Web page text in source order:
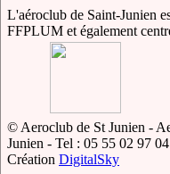
L'aéroclub de Saint-Junien
FFPLUM et également
© Aeroclub de St Junien -
Junien - Tel : 05 55 02 97
Création DigitalSky